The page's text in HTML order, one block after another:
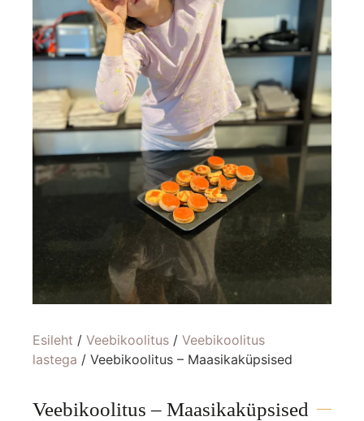
Esileht / Veebikoolitus / Veebikoolitus
lastega / Veebikoolitus – Maasikaküpsised
Veebikoolitus – Maasikaküpsised